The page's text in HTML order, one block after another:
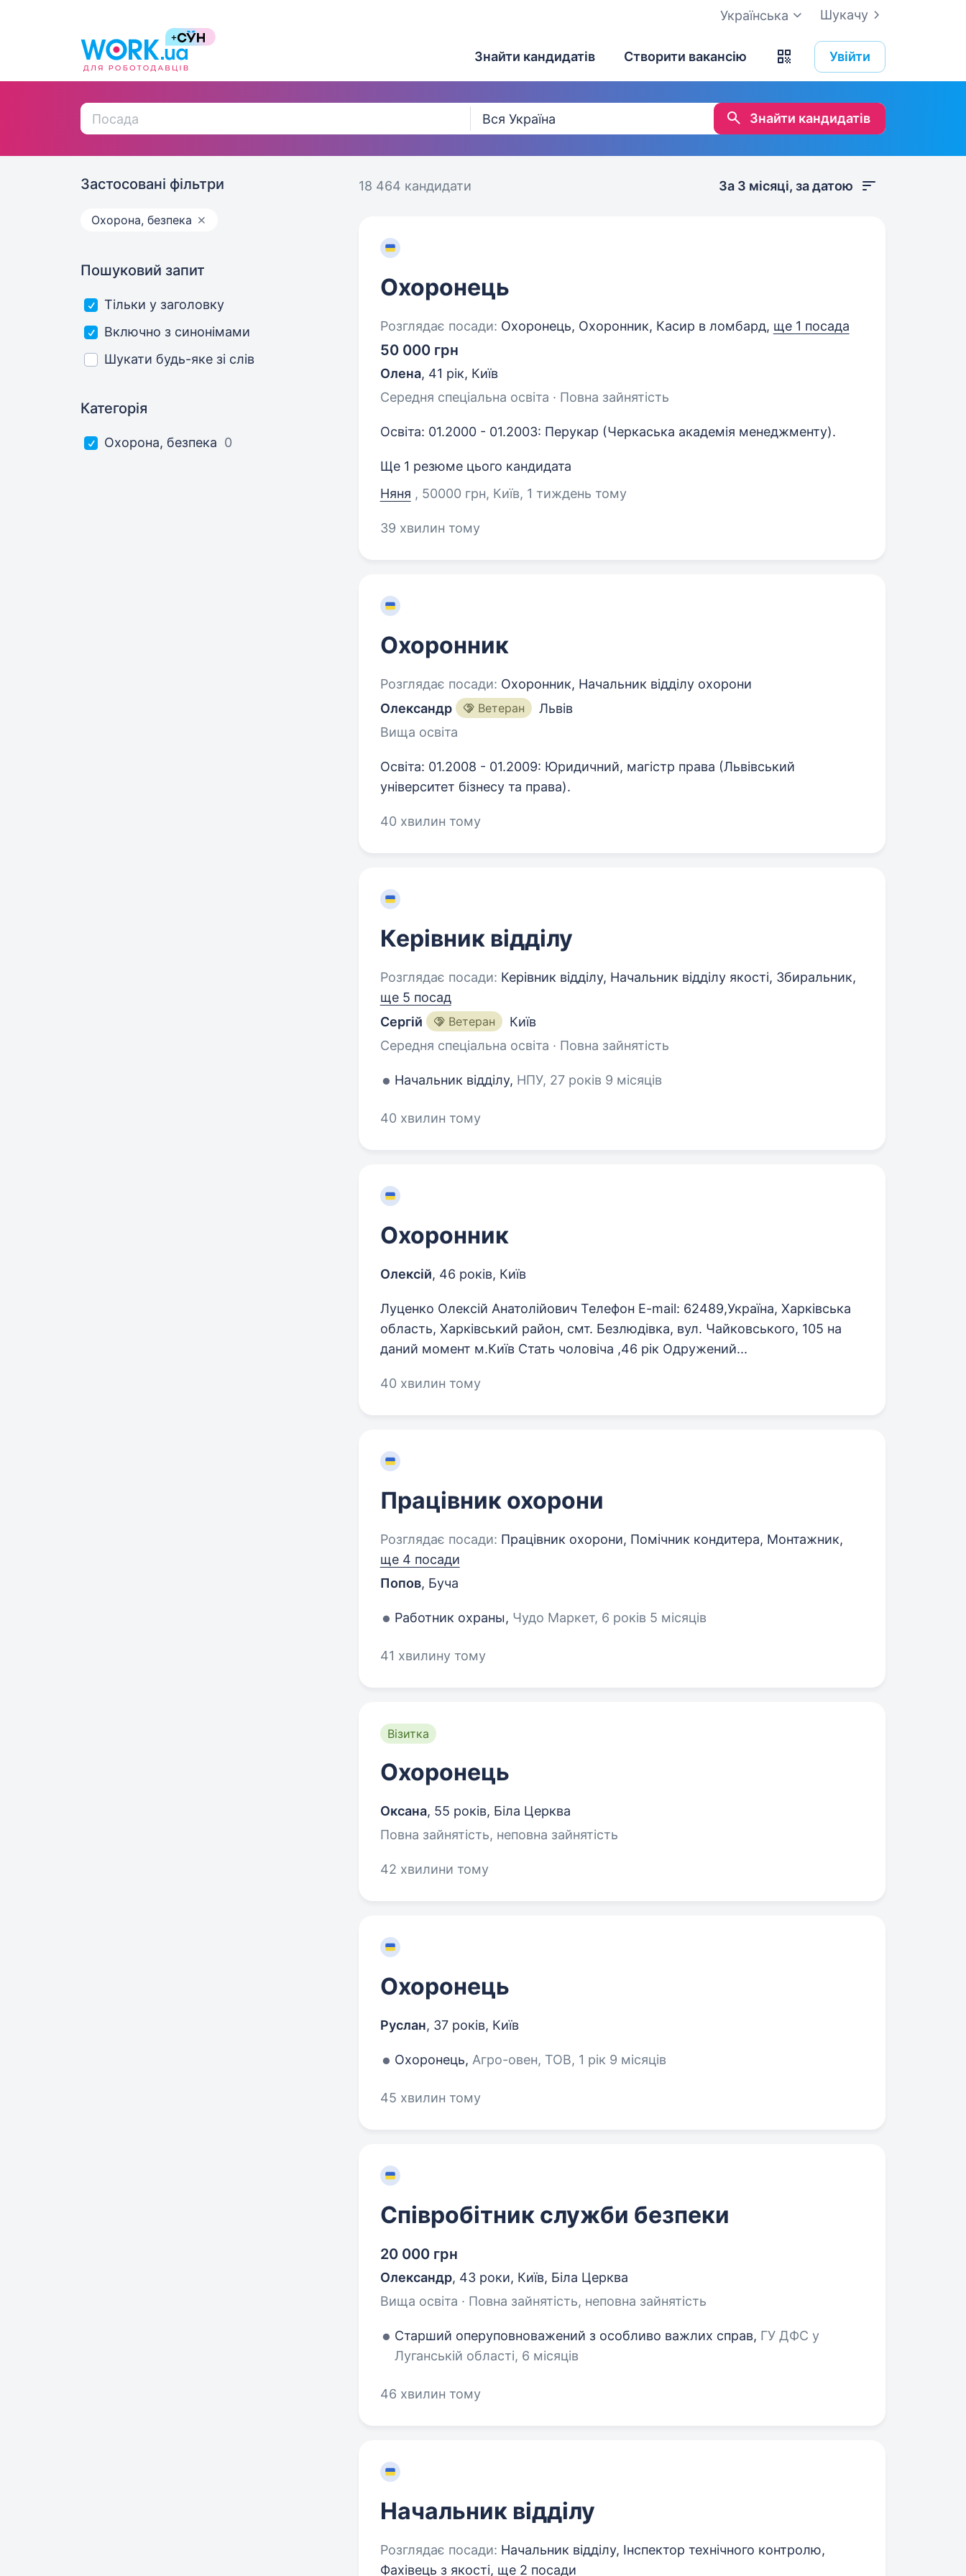
Шукачу
Українська
Знайти кандидатів Створити вакансію Увійти
Знайти кандидатів
Застосовані фільтри
Охорона, безпека
Пошуковий запит
Тільки у заголовку
Включно з синонімами
Шукати будь-яке зі слів
Категорія
Охорона, безпека 0
18 464 кандидати За 3 місяці, за датою
Охоронець
Розглядає посади: Охоронець, Охоронник, Касир в ломбард, ще 1 посада
50 000 грн
Олена, 41 рік, Київ
Середня спеціальна освіта · Повна зайнятість
Освіта: 01.2000 - 01.2003: Перукар (Черкаська академія менеджменту).
Ще 1 резюме цього кандидата
Няня , 50000 грн, Київ, 1 тиждень тому
39 хвилин тому
Охоронник
Розглядає посади: Охоронник, Начальник відділу охорони
Олександр
Ветеран
Львів
Вища освіта
Освіта: 01.2008 - 01.2009: Юридичний, магістр права (Львівський
університет бізнесу та права).
40 хвилин тому
Керівник відділу
Розглядає посади: Керівник відділу, Начальник відділу якості, Збиральник,
ще 5 посад
Сергій
Ветеран
Київ
Середня спеціальна освіта · Повна зайнятість
Начальник відділу, НПУ, 27 років 9 місяців
40 хвилин тому
Охоронник
Олексій, 46 років, Київ
Луценко Олексій Анатолійович Телефон E-mail: 62489,Україна, Харківська
область, Харківський район, смт. Безлюдівка, вул. Чайковського, 105 на
даний момент м.Київ Стать чоловіча ,46 рік Одружений...
40 хвилин тому
Працівник охорони
Розглядає посади: Працівник охорони, Помічник кондитера, Монтажник,
ще 4 посади
Попов, Буча
Работник охраны, Чудо Маркет, 6 років 5 місяців
41 хвилину тому
Візитка
Охоронець
Оксана, 55 років, Біла Церква
Повна зайнятість, неповна зайнятість
42 хвилини тому
Охоронець
Руслан, 37 років, Київ
Охоронець, Агро-овен, ТОВ, 1 рік 9 місяців
45 хвилин тому
Співробітник служби безпеки
20 000 грн
Олександр, 43 роки, Київ, Біла Церква
Вища освіта · Повна зайнятість, неповна зайнятість
Старший оперуповноважений з особливо важлих справ, ГУ ДФС у
Луганській області, 6 місяців
46 хвилин тому
Начальник відділу
Розглядає посади: Начальник відділу, Інспектор технічного контролю,
Фахівець з якості, ще 2 посади